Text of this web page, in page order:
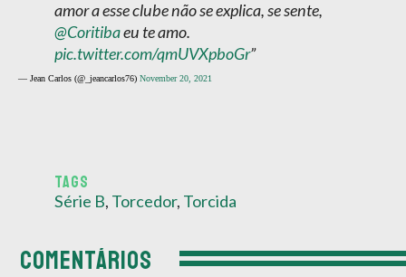
amor a esse clube não se explica, se sente,
@Coritibaeu te amo.
pic.twitter.com/qmUVXpboGr
— Jean Carlos (@_jeancarlos76) November 20, 2021
TAGS
Série B, Torcedor, Torcida
COMENTÁRIOS